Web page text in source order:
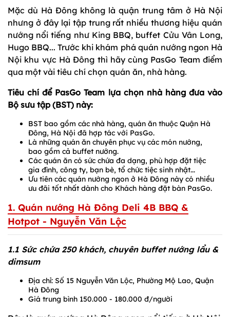
Mặc dù Hà Đông không là quận trung tâm ở Hà Nội
nhưng ở đây lại tập trung rất nhiều thương hiệu quán
nướng nổi tiếng như King BBQ, buffet Cửu Vân Long,
Hugo BBQ... Trước khi khám phá quán nướng ngon Hà
Nội khu vực Hà Đông thì hãy cùng PasGo Team điểm
qua một vài tiêu chí chọn quán ăn, nhà hàng.
Tiêu chí để PasGo Team lựa chọn nhà hàng đưa vào
Bộ sưu tập (BST) này:
BST bao gồm các nhà hàng, quán ăn thuộc Quận Hà
Đông, Hà Nội đã hợp tác với PasGo.
Là những quán ăn chuyên phục vụ các món nướng,
bao gồm cả buffet nướng.
Các quán ăn có sức chứa đa dạng, phù hợp đặt tiệc
gia đình, công ty, bạn bè, tổ chức tiệc sinh nhật...
Ưu tiên các quán nướng ngon ở Hà Đông này có nhiều
ưu đãi tốt nhất dành cho Khách hàng đặt bàn PasGo.
1. Quán nướng Hà Đông Deli 4B BBQ &
Hotpot - Nguyễn Văn Lộc
1.1 Sức chứa 250 khách, chuyên buffet nướng lẩu &
dimsum
Địa chỉ: Số 15 Nguyễn Văn Lộc, Phường Mộ Lao, Quận
Hà Đông
Giá trung bình 150.000 - 180.000 đ/người